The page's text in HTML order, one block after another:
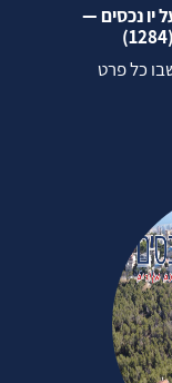
יו נכסים —
כל פרט